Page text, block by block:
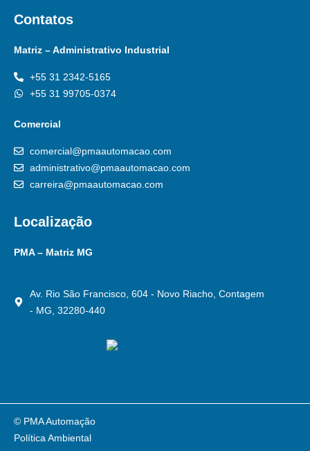
Contatos
Matriz – Administrativo Industrial
+55 31 2342-5165
+55 31 99705-0374
Comercial
comercial@pmaautomacao.com
administrativo@pmaautomacao.com
carreira@pmaautomacao.com
Localização
PMA – Matriz MG
Av. Rio São Francisco, 604 - Novo Riacho, Contagem
- MG, 32280-440
Política Ambiental
© PMA Automação